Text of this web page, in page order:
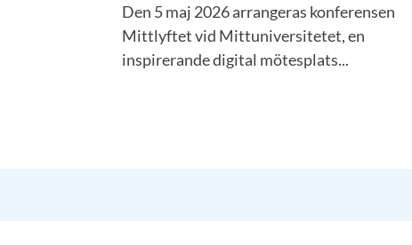
Den 5 maj 2026 arrangeras konferensen
Mittlyftet vid Mittuniversitetet, en
inspirerande digital mötesplats...